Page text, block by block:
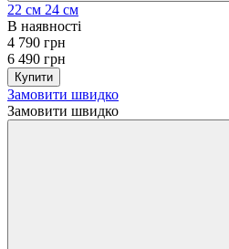
22 см 24 см
В наявності
4 790 грн
6 490 грн
Купити
Замовити швидко
Замовити швидко